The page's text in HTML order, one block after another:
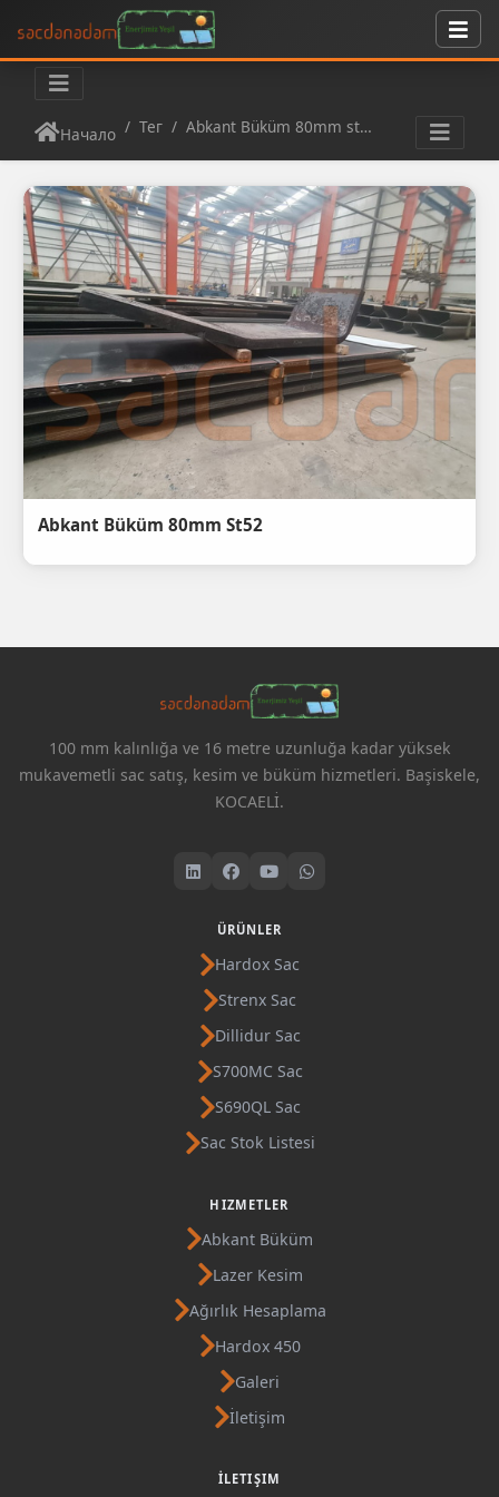
Начало Тег Abkant Büküm 80mm st52
Abkant Büküm 80mm St52
100 mm kalınlığa ve 16 metre uzunluğa kadar yüksek
mukavemetli sac satış, kesim ve büküm hizmetleri. Başiskele,
KOCAELİ.
ÜRÜNLER
Hardox Sac
Strenx Sac
Dillidur Sac
S700MC Sac
S690QL Sac
Sac Stok Listesi
HIZMETLER
Abkant Büküm
Lazer Kesim
Ağırlık Hesaplama
Hardox 450
Galeri
İletişim
İLETIŞIM